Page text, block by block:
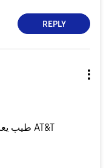
REPLY
طيب يعم ده امريكي وف الغالب مقفول علي AT&T